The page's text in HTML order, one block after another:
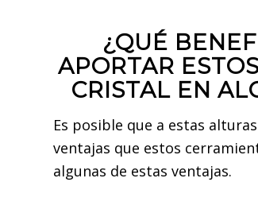
¿QUÉ
APORTAR
CRISTAL EN
Es posible que a estas
ventajas que estos
algunas de estas ventajas.